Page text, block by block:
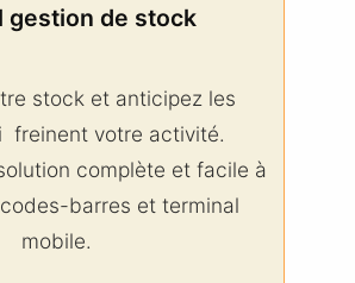
gestion de stock
stock et anticipez les
freinent votre activité.
complète et facile à
barres et terminal
mobile.